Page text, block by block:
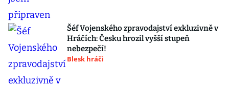
Šéf Vojenského zpravodajství exkluzivně v
Hráčích: Česku hrozil vyšší stupeň
nebezpečí!
Blesk hráči